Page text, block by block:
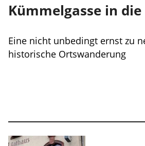
Kümmelgasse in
Eine nicht unbedingt ernst zu
historische Ortswanderung